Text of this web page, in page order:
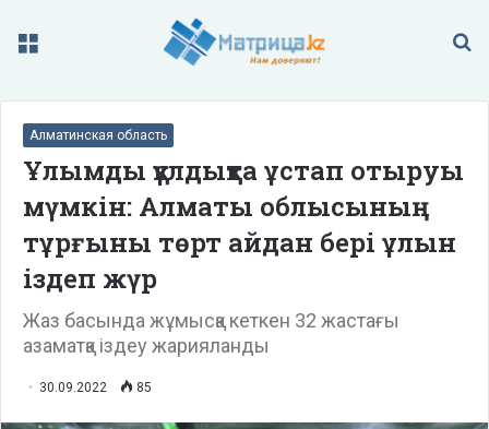
Меню
Алматинская область
Ұлымды құлдықта ұстап отыруы
мүмкін: Алматы облысының
тұрғыны төрт айдан бері ұлын
іздеп жүр
Жаз басында жұмысқа кеткен 32 жастағы
азаматқа іздеу жарияланды
30.09.2022 85